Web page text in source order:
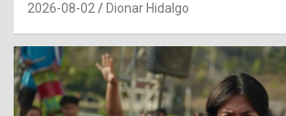
2026-08-02 Dionar Hidalgo